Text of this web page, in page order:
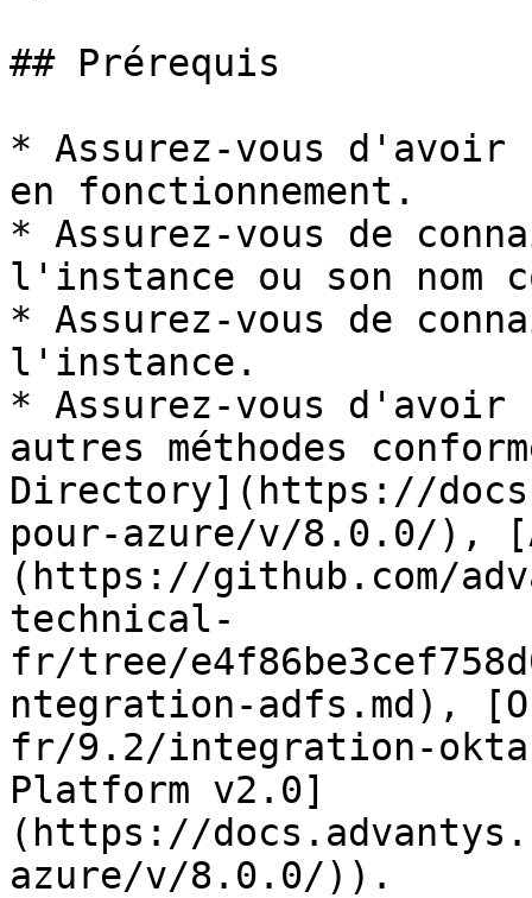
## Prérequis
* Assurez-vous d'avoir
en fonctionnement.
* Assurez-vous de
l'instance ou son nom
* Assurez-vous de
l'instance.
* Assurez-vous d'avoir
autres méthodes
Directory](https://
pour-azure/v/8.0.0/),
(https://github.com/
technical-
fr/tree/
ntegration-adfs.md),
fr/9.2/integration-
Platform v2.0]
(https://
azure/v/8.0.0/)).